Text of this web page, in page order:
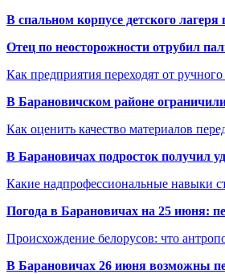
В спальном корпусе детского
Отец по неосторожности отрубил
Как предприятия переходят от
В Барановичском районе
Как оценить качество материалов
В Барановичах подросток получил
Какие надпрофессиональные навыки
Погода в Барановичах на 25 июня:
Происхождение белорусов: что
В Барановичах 26 июня возможны